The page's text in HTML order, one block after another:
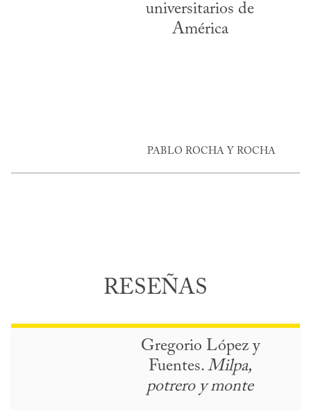
universitarios de
América
PABLO ROCHA Y ROCHA
RESEÑAS
Gregorio López y
Fuentes. Milpa,
potrero y monte